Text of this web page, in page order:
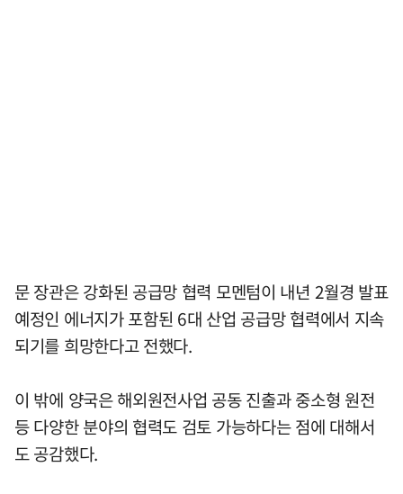
문 장관은 강화된 공급망 협력 모멘텀이 내년 2월경 발표
예정인 에너지가 포함된 6대 산업 공급망 협력에서 지속
되기를 희망한다고 전했다.
이 밖에 양국은 해외원전사업 공동 진출과 중소형 원전
등 다양한 분야의 협력도 검토 가능하다는 점에 대해서
도 공감했다.